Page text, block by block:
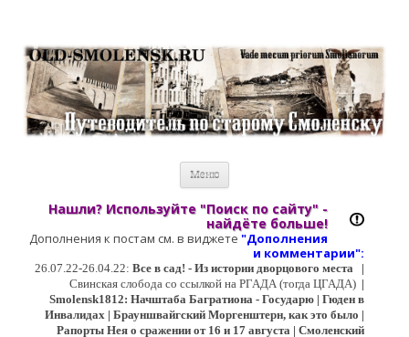
открытки, карты …
Меню
Нашли? Используйте "Поиск по сайту" -
найдёте больше!
Дополнения к постам см. в виджете "Дополнения
и комментарии":
26.07.22-26.04.22: Все в сад! - Из истории дворцового места
|
Свинская слобода со ссылкой на РГАДА (тогда ЦГАДА) |
Smolensk1812: Начштаба Багратиона - Государю | Гюден в
Инвалидах | Брауншвайгский Моргенштерн, как это было |
Рапорты Нея о сражении от 16 и 17 августа | Смоленский